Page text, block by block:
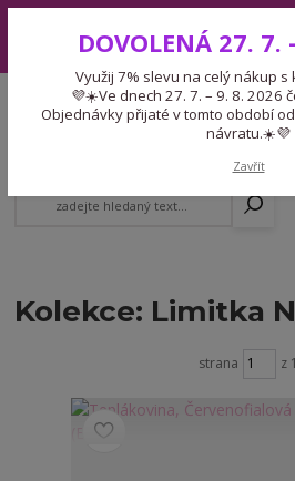
7. – 9. 8. 2026 čerpáme dovolenou.
odešleme ihned po
Expedice 775 866 913
Po-Čt 9-15:30 Pá 9-14:30 Pauza 13-13:45
Kolekce: Limitka
strana z 1
DOVOLENÁ 27. 7.
Využij 7% slevu na celý nákup s
💜☀️Ve dnech 27. 7. – 9. 8. 2026
Objednávky přijaté v tomto období
návratu.☀️💜
Zavřít